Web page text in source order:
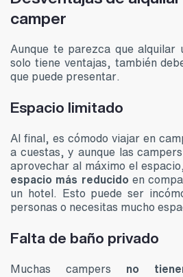
camper
Aunque te parezca que alquilar
solo tiene ventajas, también
que puede presentar.
Espacio limitado
Al final, es cómodo viajar en
a cuestas, y aunque las
aprovechar al máximo el
espacio más reducidoen
un hotel. Esto puede ser
personas o necesitas mucho
Falta de baño privado
Muchas campers no